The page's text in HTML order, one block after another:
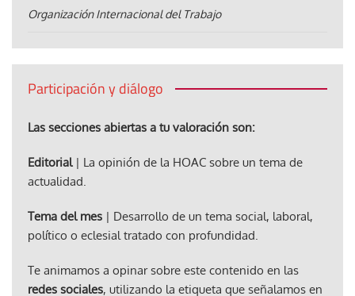
Organización Internacional del Trabajo
Participación y diálogo
Las secciones abiertas a tu valoración son:
Editorial| La opinión de la HOAC sobre un tema de
actualidad.
Tema del mes | Desarrollo de un tema social, laboral,
político o eclesial tratado con profundidad.
Te animamos a opinar sobre este contenido en las
redes sociales, utilizando la etiqueta que señalamos en